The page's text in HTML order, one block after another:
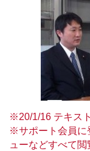
※20/1/16 テキス
※サポート会員に
ューなどすべて